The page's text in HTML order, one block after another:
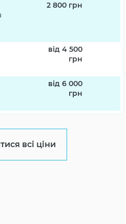
2 800 грн
від 4 500
грн
від 6 000
грн
всі ціни